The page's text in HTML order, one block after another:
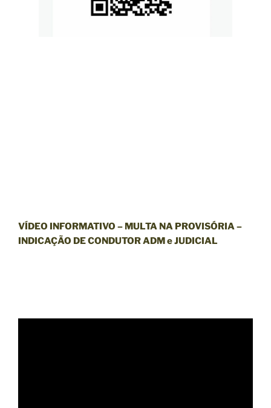
VÍDEO INFORMATIVO – MULTA NA PROVISÓRIA –
INDICAÇÃO DE CONDUTOR ADM e JUDICIAL